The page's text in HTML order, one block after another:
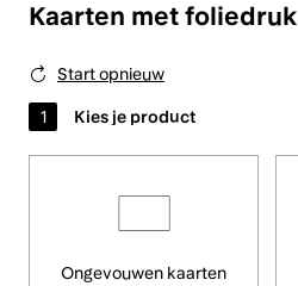
Kaarten met foliedruk
Start opnieuw
Ongevouwen kaarten